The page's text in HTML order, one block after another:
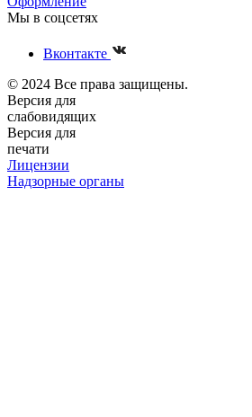
Мы в соцсетях
Вконтакте
© 2024 Все права защищены.
Версия для
слабовидящих
Версия для
печати
Лицензии
Надзорные органы